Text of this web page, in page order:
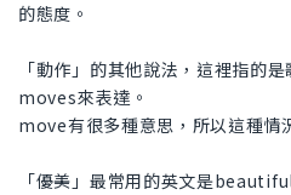
的態度。
「動作」的其他說法，這裡指的
moves來表達。
move有很多種意思，所以這種情
「優美」最常用的英文是